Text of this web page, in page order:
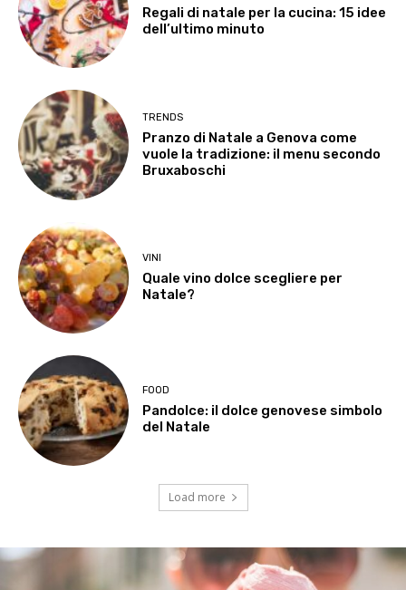
Regali di natale per la cucina: 15 idee
dell’ultimo minuto
TRENDS
Pranzo di Natale a Genova come
vuole la tradizione: il menu secondo
Bruxaboschi
VINI
Quale vino dolce scegliere per
Natale?
FOOD
Pandolce: il dolce genovese simbolo
del Natale
Load more